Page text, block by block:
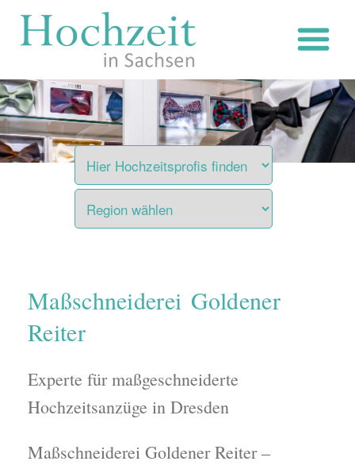
Inhalt
Maßschneiderei Goldener
Reiter
Experte für maßgeschneiderte
Hochzeitsanzüge in Dresden
Maßschneiderei Goldener Reiter –